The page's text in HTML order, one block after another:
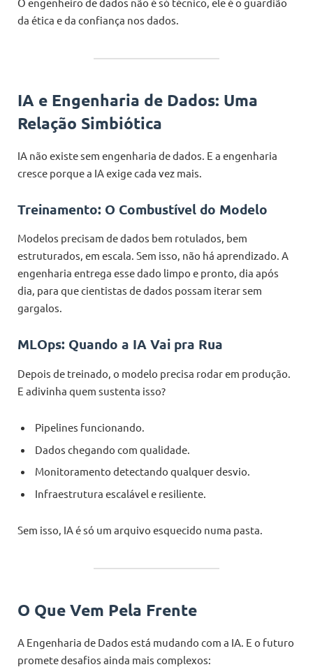
da ética e da confiança nos dados.
IA e Engenharia de Dados: Uma
Relação Simbiótica
IA não existe sem engenharia de dados. E a engenharia
cresce porque a IA exige cada vez mais.
Treinamento: O Combustível do Modelo
Modelos precisam de dados bem rotulados, bem
estruturados, em escala. Sem isso, não há aprendizado. A
engenharia entrega esse dado limpo e pronto, dia após
dia, para que cientistas de dados possam iterar sem
gargalos.
MLOps: Quando a IA Vai pra Rua
Depois de treinado, o modelo precisa rodar em produção.
E adivinha quem sustenta isso?
Pipelines funcionando.
Dados chegando com qualidade.
Monitoramento detectando qualquer desvio.
Infraestrutura escalável e resiliente.
Sem isso, IA é só um arquivo esquecido numa pasta.
O Que Vem Pela Frente
A Engenharia de Dados está mudando com a IA. E o futuro
promete desafios ainda mais complexos: